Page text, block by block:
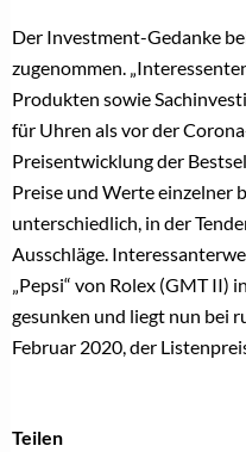
Der Investment-Gedanke
zugenommen.
Produkten sowie
für Uhren als vor der
Preisentwicklung der
Preise und Werte einzelner
unterschiedlich, in der
Ausschläge.
„Pepsi“ von Rolex (GMT
gesunken und liegt nun bei
Februar 2020, der
Teilen